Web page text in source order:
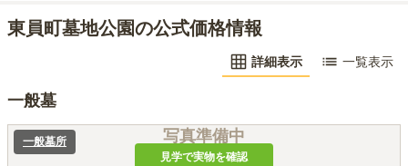
東員町墓地公園の公式価格情報
詳細表示 一覧表示
一般墓
写真準備中
見学で実物を確認
一般墓所